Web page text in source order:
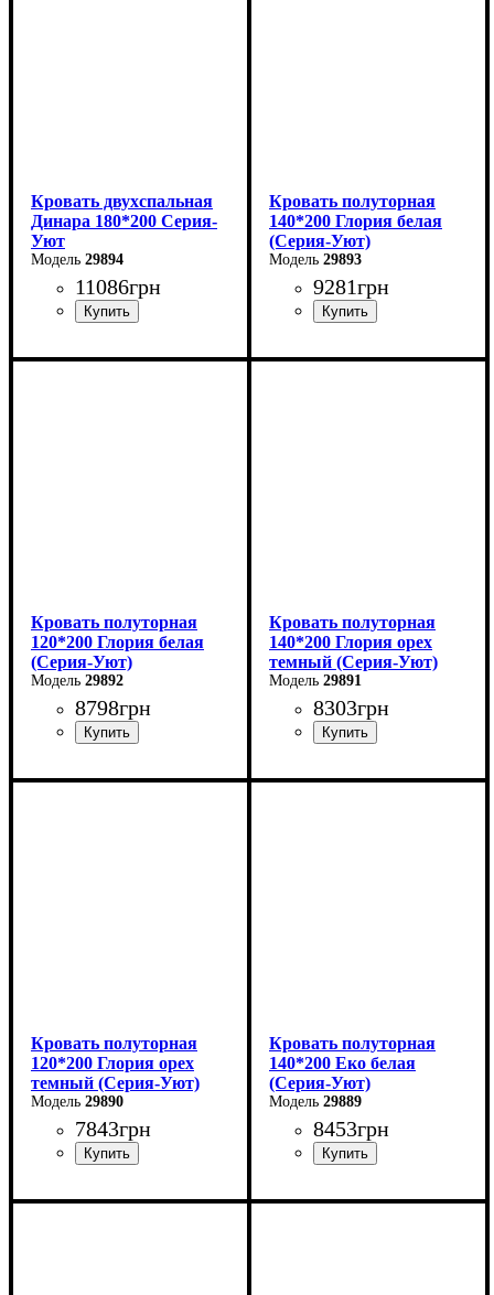
Кровать двухспальная
Динара 180*200 Серия-
Уют
29894
11086грн
Ширина: 180 см
Кровать полуторная
140*200 Глория белая
(Серия-Уют)
29893
9281грн
Ширина: 140 см
Кровать полуторная
120*200 Глория белая
(Серия-Уют)
29892
8798грн
Ширина: 120 см
Кровать полуторная
140*200 Глория орех
темный (Серия-Уют)
29891
8303грн
Ширина: 140 см
Кровать полуторная
120*200 Глория орех
темный (Серия-Уют)
29890
7843грн
Ширина: 120 см
Кровать полуторная
140*200 Еко белая
(Серия-Уют)
29889
8453грн
Ширина: 144 см